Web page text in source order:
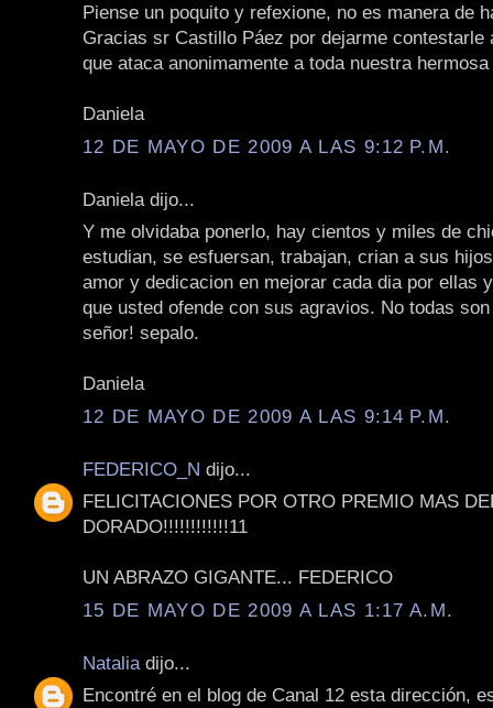
Piense un poquito y refexione, no es manera de
Gracias sr Castillo Páez por dejarme contestarle
que ataca anonimamente a toda nuestra
Daniela
12 DE MAYO DE 2009 A LAS 9:12 P.M.
Daniela dijo...
Y me olvidaba ponerlo, hay cientos y miles de
estudian, se esfuersan, trabajan, crian a sus
amor y dedicacion en mejorar cada dia por ellas
que usted ofende con sus agravios. No todas
señor! sepalo.
Daniela
12 DE MAYO DE 2009 A LAS 9:14 P.M.
FEDERICO_N dijo...
FELICITACIONES POR OTRO PREMIO MAS
DORADO!!!!!!!!!!!!11
UN ABRAZO GIGANTE... FEDERICO
15 DE MAYO DE 2009 A LAS 1:17 A.M.
Natalia dijo...
Encontré en el blog de Canal 12 esta dirección,